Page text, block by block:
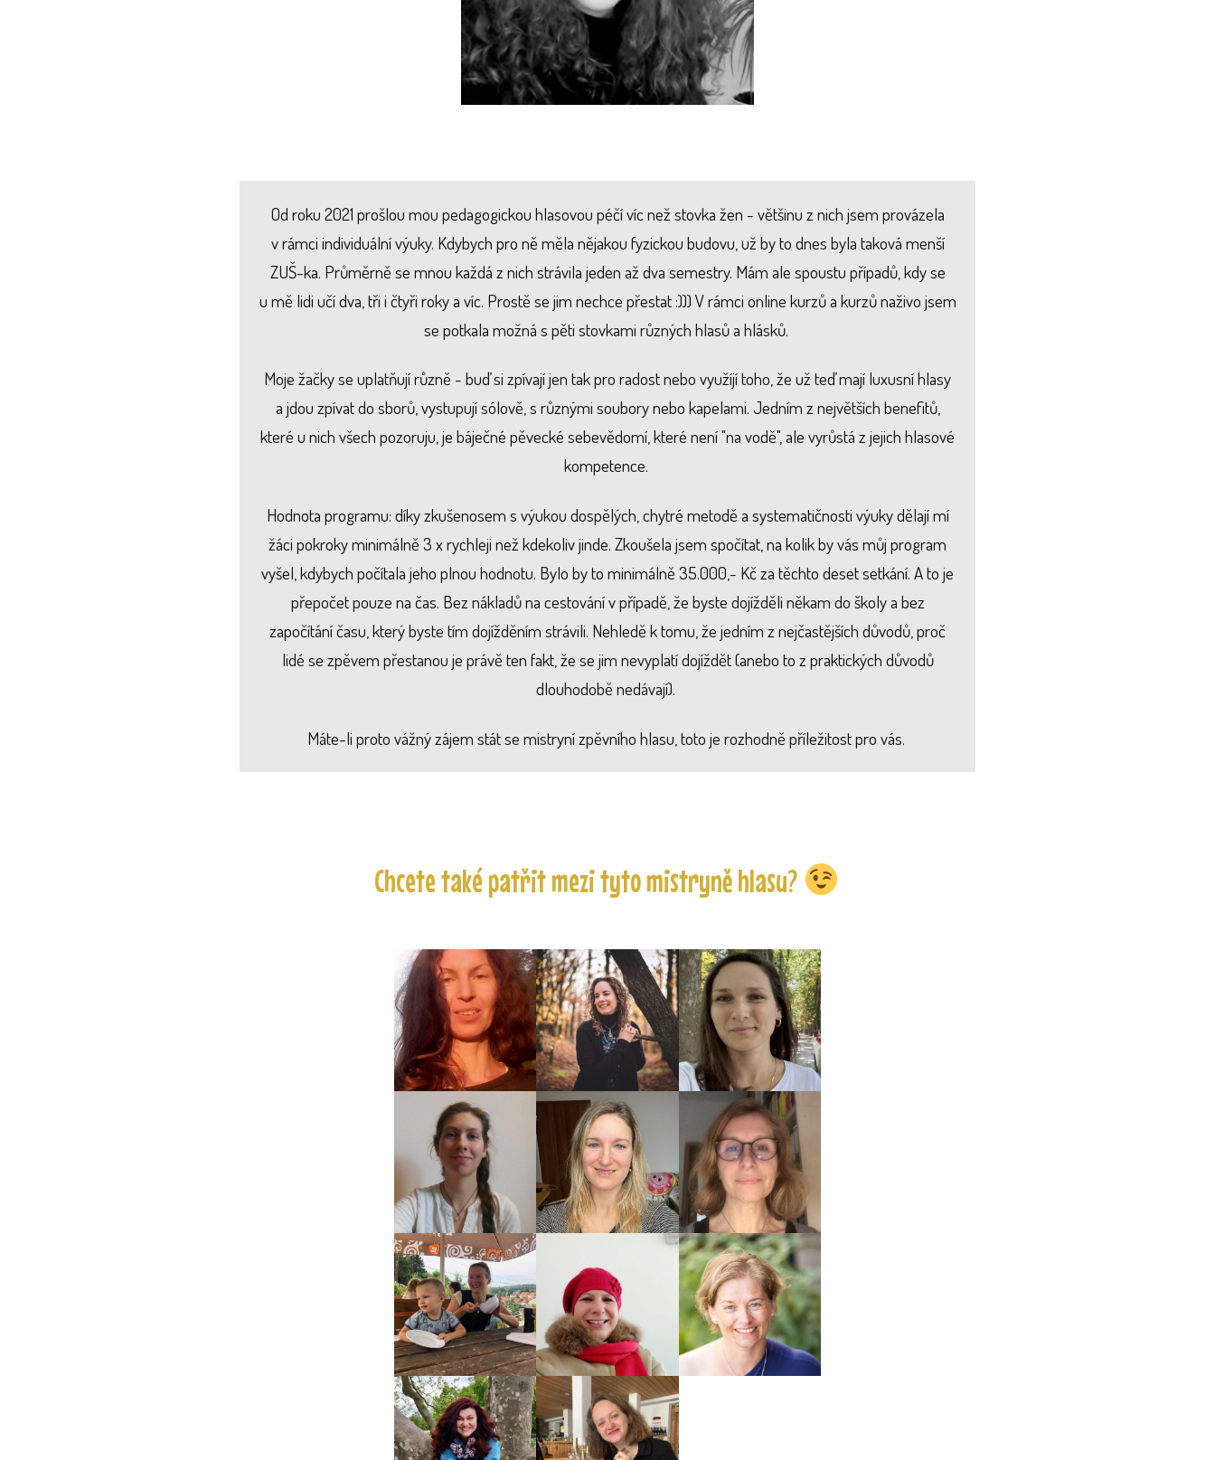
Od roku 2021 prošlou mou pedagogickou hlasovou péčí víc než stovka žen - většinu z nich jsem provázela
v rámci individuální výuky. Kdybych pro ně měla nějakou fyzickou budovu, už by to dnes byla taková menší
ZUŠ-ka. Průměrně se mnou každá z nich strávila jeden až dva semestry. Mám ale spoustu případů, kdy se
u mě lidi učí dva, tři i čtyři roky a víc. Prostě se jim nechce přestat :))) V rámci online kurzů a kurzů naživo jsem
se potkala možná s pěti stovkami různých hlasů a hlásků.
Moje žačky se uplatňují různě - buď si zpívají jen tak pro radost nebo využíjí toho, že už teď mají luxusní hlasy
a jdou zpívat do sborů, vystupují sólově, s různými soubory nebo kapelami. Jedním z největších benefitů,
které u nich všech pozoruju, je báječné pěvecké sebevědomí, které není "na vodě", ale vyrůstá z jejich hlasové
kompetence.
Hodnota programu: díky zkušenosem s výukou dospělých, chytré metodě a systematičnosti výuky dělají mí
žáci pokroky minimálně 3 x rychleji než kdekoliv jinde. Zkoušela jsem spočítat, na kolik by vás můj program
vyšel, kdybych počítala jeho plnou hodnotu. Bylo by to minimálně 35.000,- Kč za těchto deset setkání. A to je
přepočet pouze na čas. Bez nákladů na cestování v případě, že byste dojížděli někam do školy a bez
započítání času, který byste tím dojížděním strávili. Nehledě k tomu, že jedním z nejčastějších důvodů, proč
lidé se zpěvem přestanou je právě ten fakt, že se jim nevyplatí dojíždět (anebo to z praktických důvodů
dlouhodobě nedávají).
Máte-li proto vážný zájem stát se mistryní zpěvního hlasu, toto je rozhodně příležitost pro vás.
Chcete také patřit mezi tyto mistryně hlasu?